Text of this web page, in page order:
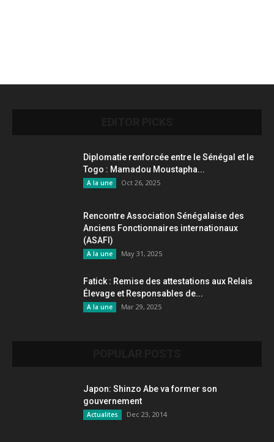
Diplomatie renforcée entre le Sénégal et le
Togo : Mamadou Moustapha...
A la une Oct 26, 2025
Rencontre Association Sénégalaise des
Anciens Fonctionnaires internationaux
(ASAFI)
A la une May 31, 2025
Fatick : Remise des attestations aux Relais
Élevage et Responsables de...
A la une Mar 29, 2025
Japon: Shinzo Abe va former son
gouvernement
Actualites Dec 23, 2014